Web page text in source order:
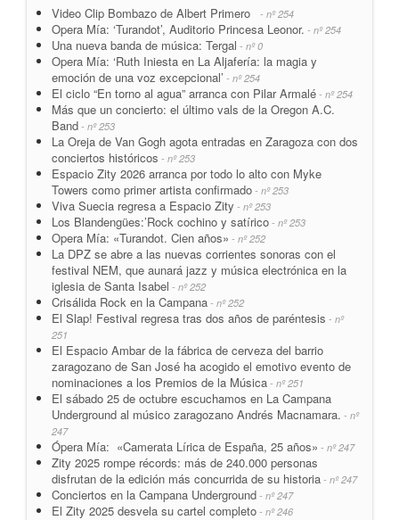
Video Clip Bombazo de Albert Primero - nº 254
Opera Mía: ‘Turandot’, Auditorio Princesa Leonor. - nº 254
Una nueva banda de música: Tergal - nº 0
Opera Mía: ‘Ruth Iniesta en La Aljafería: la magia y
emoción de una voz excepcional’ - nº 254
El ciclo “En torno al agua” arranca con Pilar Armalé - nº 254
Más que un concierto: el último vals de la Oregon A.C.
Band - nº 253
La Oreja de Van Gogh agota entradas en Zaragoza con dos
conciertos históricos - nº 253
Espacio Zity 2026 arranca por todo lo alto con Myke
Towers como primer artista confirmado - nº 253
Viva Suecia regresa a Espacio Zity - nº 253
Los Blandengües:’Rock cochino y satírico - nº 253
Opera Mía: «Turandot. Cien años» - nº 252
La DPZ se abre a las nuevas corrientes sonoras con el
festival NEM, que aunará jazz y música electrónica en la
iglesia de Santa Isabel - nº 252
Crisálida Rock en la Campana - nº 252
El Slap! Festival regresa tras dos años de paréntesis - nº
251
El Espacio Ambar de la fábrica de cerveza del barrio
zaragozano de San José ha acogido el emotivo evento de
nominaciones a los Premios de la Música - nº 251
El sábado 25 de octubre escuchamos en La Campana
Underground al músico zaragozano Andrés Macnamara. - nº
247
Ópera Mía: «Camerata Lírica de España, 25 años» - nº 247
Zity 2025 rompe récords: más de 240.000 personas
disfrutan de la edición más concurrida de su historia - nº 247
Conciertos en la Campana Underground - nº 247
El Zity 2025 desvela su cartel completo - nº 246